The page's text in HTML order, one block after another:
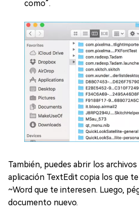
como”.
También, puedes abrir los
aplicación TextEdit copia los que
~Word que te interesen. Luego,
documento nuevo.